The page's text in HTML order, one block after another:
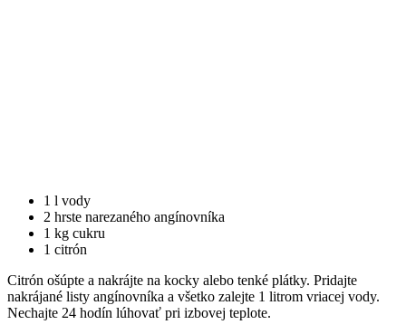
1 l vody
2 hrste narezaného angínovníka
1 kg cukru
1 citrón
Citrón ošúpte a nakrájte na kocky alebo tenké plátky. Pridajte
nakrájané listy angínovníka a všetko zalejte 1 litrom vriacej vody.
Nechajte 24 hodín lúhovať pri izbovej teplote.